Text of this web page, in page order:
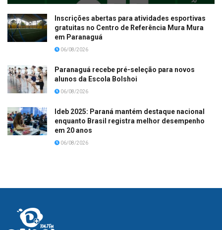
Inscrições abertas para atividades esportivas
gratuitas no Centro de Referência Mura Mura
em Paranaguá
06/08/2026
Paranaguá recebe pré-seleção para novos
alunos da Escola Bolshoi
06/08/2026
Ideb 2025: Paraná mantém destaque nacional
enquanto Brasil registra melhor desempenho
em 20 anos
06/08/2026